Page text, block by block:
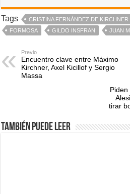
Tags CRISTINA FERNÁNDEZ DE KIRCHNER
FORMOSA
GILDO INSFRAN JUAN
Previo
Encuentro clave entre Máximo
Kirchner, Axel Kicillof y Sergio
Massa
tirar
También puede leer